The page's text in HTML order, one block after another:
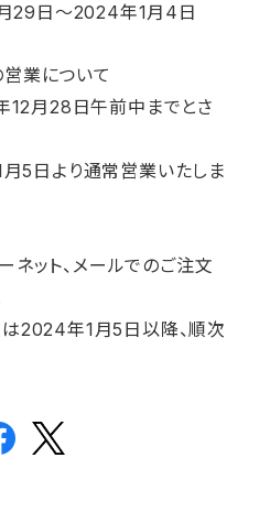
29日～2024年1月4日
業について
月28日午前中までとさ
5日より通常営業いたしま
ット、メールでのご注文
2024年1月5日以降、順次